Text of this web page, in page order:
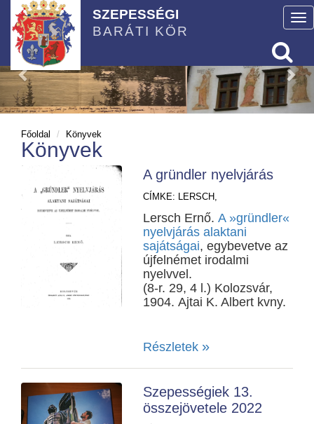
SZEPESSÉGI
BARÁTI KÖR
Főoldal Könyvek
Könyvek
A gründler nyelvjárás
CÍMKE: LERSCH,
Lersch Ernő.A »gründler«
nyelvjárás alaktani
sajátságai, egybevetve az
újfelnémet irodalmi
nyelvvel.
(8-r. 29, 4 l.) Kolozsvár,
1904. Ajtai K. Albert kvny.
Részletek »
Szepességiek 13.
összejövetele 2022